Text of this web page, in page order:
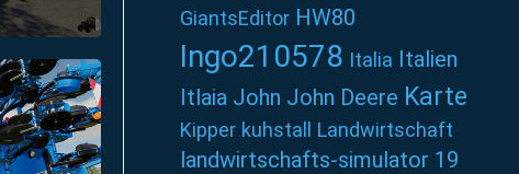
GiantsEditor HW80
Ingo210578 Italia Italien
Itlaia John John Deere Karte
Kipper kuhstall Landwirtschaft
landwirtschafts-simulator 19